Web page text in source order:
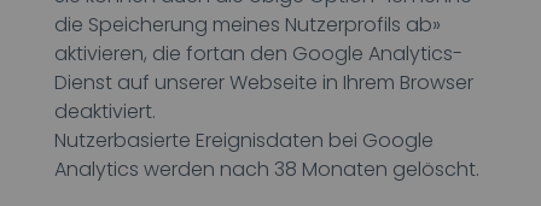
die Speicherung meines Nutzerprofils ab»
aktivieren, die fortan den Google Analytics-
Dienst auf unserer Webseite in Ihrem Browser
deaktiviert.
Nutzerbasierte Ereignisdaten bei Google
Analytics werden nach 38 Monaten gelöscht.